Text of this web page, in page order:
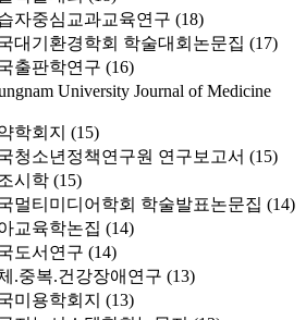
자중심교과교육연구 (18)
대기환경학회 학술대회논문집 (17)
출판학연구 (16)
University Journal of Medicine
학회지 (15)
청소년정책연구원 연구보고서 (15)
시학 (15)
멀티미디어학회 학술발표논문집 (14)
교육학논집 (14)
도서연구 (14)
.중복.건강장애연구 (13)
미용학회지 (13)